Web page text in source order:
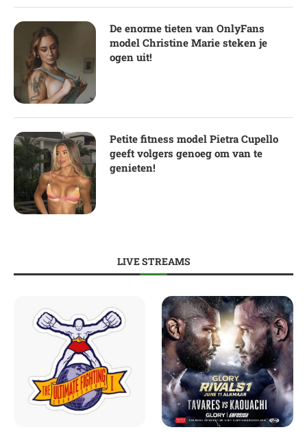
De enorme tieten van OnlyFans
model Christine Marie steken je
ogen uit!
Petite fitness model Pietra Cupello
geeft volgers genoeg om van te
genieten!
LIVE STREAMS